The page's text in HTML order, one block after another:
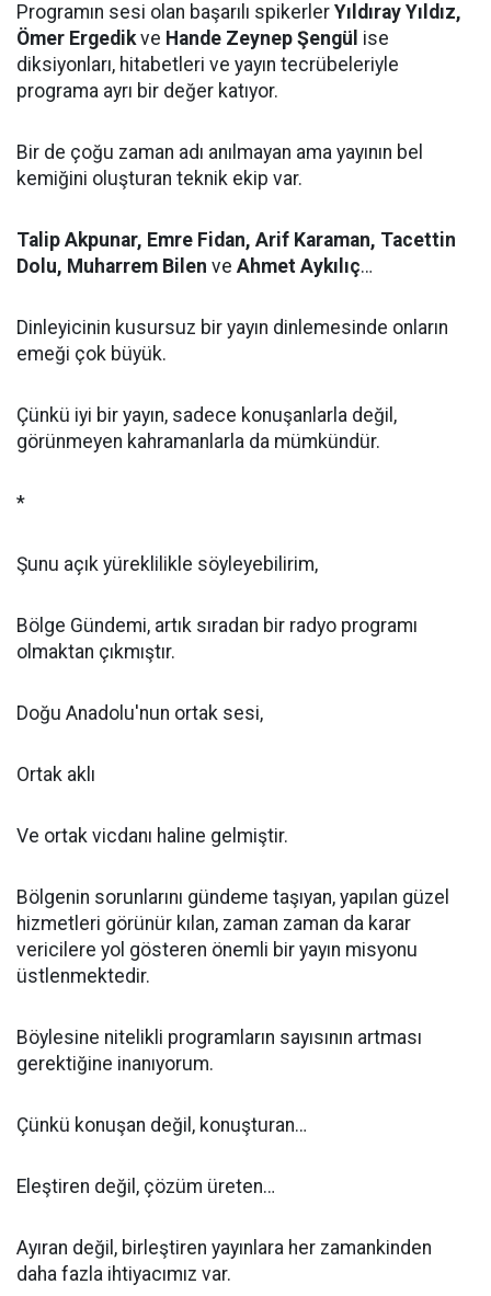
Programın sesi olan başarılı spikerler Yıldıray Yıldız,
Ömer Ergedikve Hande Zeynep Şengül ise
diksiyonları, hitabetleri ve yayın tecrübeleriyle
programa ayrı bir değer katıyor.
Bir de çoğu zaman adı anılmayan ama yayının bel
kemiğini oluşturan teknik ekip var.
Talip Akpunar, Emre Fidan, Arif Karaman, Tacettin
Dolu, Muharrem Bilen ve Ahmet Aykılıç…
Dinleyicinin kusursuz bir yayın dinlemesinde onların
emeği çok büyük.
Çünkü iyi bir yayın, sadece konuşanlarla değil,
görünmeyen kahramanlarla da mümkündür.
*
Şunu açık yüreklilikle söyleyebilirim,
Bölge Gündemi, artık sıradan bir radyo programı
olmaktan çıkmıştır.
Doğu Anadolu'nun ortak sesi,
Ortak aklı
Ve ortak vicdanı haline gelmiştir.
Bölgenin sorunlarını gündeme taşıyan, yapılan güzel
hizmetleri görünür kılan, zaman zaman da karar
vericilere yol gösteren önemli bir yayın misyonu
üstlenmektedir.
Böylesine nitelikli programların sayısının artması
gerektiğine inanıyorum.
Çünkü konuşan değil, konuşturan…
Eleştiren değil, çözüm üreten…
Ayıran değil, birleştiren yayınlara her zamankinden
daha fazla ihtiyacımız var.